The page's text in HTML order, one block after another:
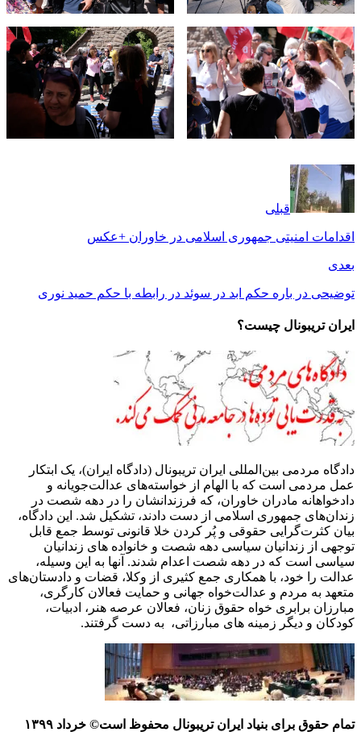
قبلی
اقدامات امنیتی جمهوری اسلامی در خاوران +عکس
بعدی
توضیحی در باره حکم ابد در سوئد در رابطه با حکم حمید نوری
ایران تریبونال چیست؟
دادگاه مردمی بین‌المللی ایران تریبونال (دادگاه ایران)، یک ابتکار
عمل مردمی است که با الهام از خواسته‌های عدالت‌جویانه و
دادخواهانه مادران خاوران، که فرزندانشان را در دهه شصت در
زندان‌های جمهوری اسلامی از دست دادند، تشکیل شد. این دادگاه،
بیان کثرت‌گرایی حقوقی و پُر کردن خلا قانونی توسط جمع قابل
توجهی از زندانیان سیاسی دهه شصت و خانواده های زندانیان
سیاسی است که در دهه شصت اعدام شدند. آنها به این وسیله،
عدالت را خود، با همکاری جمع کثیری از وکلا، قضات و دادستان‌های
متعهد به مردم و عدالت‌خواه جهانی و حمایت فعالان کارگری،
مبارزان برابری خواه حقوق زنان، فعالان عرصه هنر، ادبیات،
کودکان و دیگر زمینه های مبارزاتی، به دست گرفتند.
تمام حقوق برای بنیاد ایران تریبونال محفوظ است© خرداد ١٣٩٩